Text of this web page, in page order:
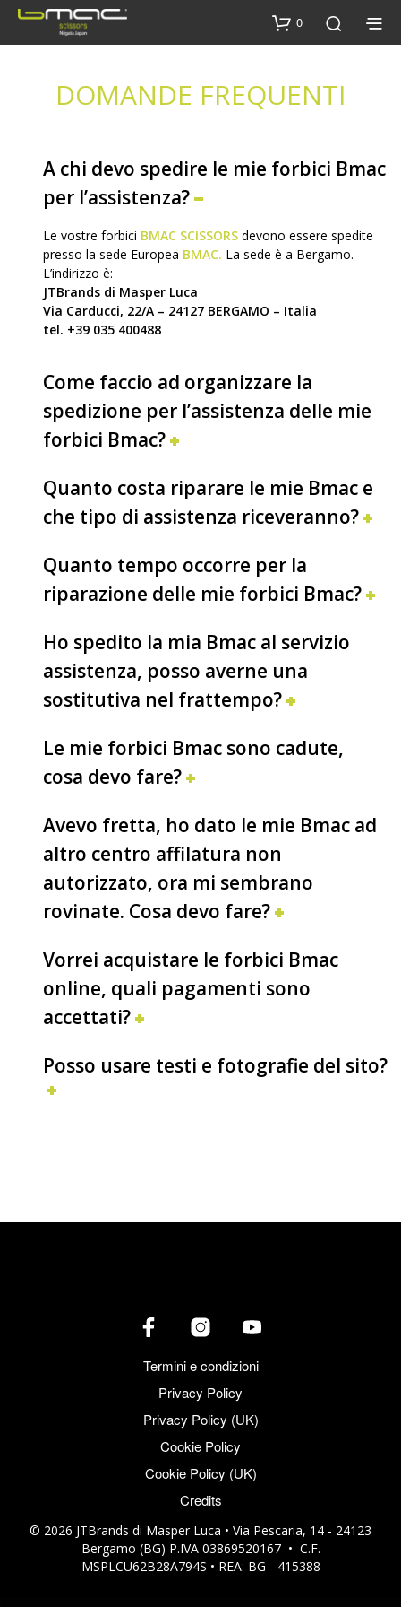
0
DOMANDE FREQUENTI
A chi devo spedire le mie forbici Bmac
per l’assistenza?
Le vostre forbici BMAC SCISSORS devono essere spedite
presso la sede Europea BMAC. La sede è a Bergamo.
L’indirizzo è:
JTBrands di Masper Luca
Via Carducci, 22/A – 24127 BERGAMO – Italia
tel. +39 035 400488
Come faccio ad organizzare la
spedizione per l’assistenza delle mie
forbici Bmac?
Quanto costa riparare le mie Bmac e
che tipo di assistenza riceveranno?
Quanto tempo occorre per la
riparazione delle mie forbici Bmac?
Ho spedito la mia Bmac al servizio
assistenza, posso averne una
sostitutiva nel frattempo?
Le mie forbici Bmac sono cadute,
cosa devo fare?
Avevo fretta, ho dato le mie Bmac ad
altro centro affilatura non
autorizzato, ora mi sembrano
rovinate. Cosa devo fare?
Vorrei acquistare le forbici Bmac
online, quali pagamenti sono
accettati?
Posso usare testi e fotografie del sito?
Termini e condizioni
Privacy Policy
Privacy Policy (UK)
Cookie Policy
Cookie Policy (UK)
Credits
© 2026 JTBrands di Masper Luca • Via Pescaria, 14 - 24123
Bergamo (BG) P.IVA 03869520167 • C.F.
MSPLCU62B28A794S • REA: BG - 415388